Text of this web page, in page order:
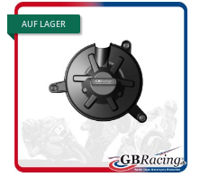
AUF LAGER